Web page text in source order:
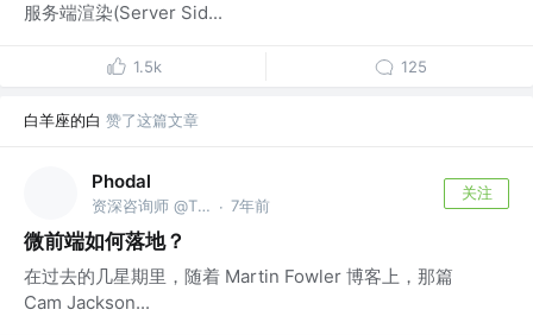
服务端渲染(Server Sid...
1.5k 125
白羊座的白 赞了这篇文章
Phodal
资深咨询师 @ThoughtWorks · 7年前
关注
微前端如何落地？
在过去的几星期里，随着 Martin Fowler 博客上，那篇
Cam Jackson...